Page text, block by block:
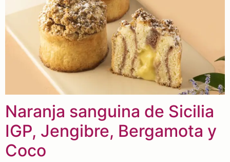
Naranja sanguina de Sicilia
IGP, Jengibre, Bergamota y
Coco